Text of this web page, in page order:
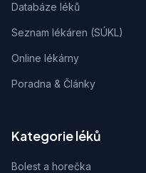
Databáze léků
Seznam lékáren (SÚKL)
Online lékárny
Poradna & Články
Kategorie léků
Bolest a horečka